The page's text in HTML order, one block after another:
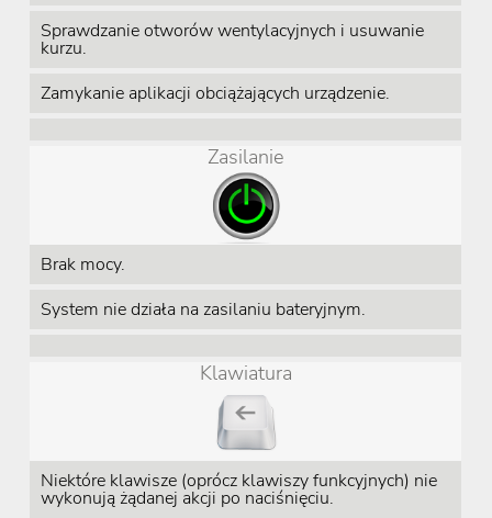
Sprawdzanie otworów wentylacyjnych i usuwanie
kurzu.
Zamykanie aplikacji obciążających urządzenie.
Zasilanie
Brak mocy.
System nie działa na zasilaniu bateryjnym.
Klawiatura
Niektóre klawisze (oprócz klawiszy funkcyjnych) nie
wykonują żądanej akcji po naciśnięciu.